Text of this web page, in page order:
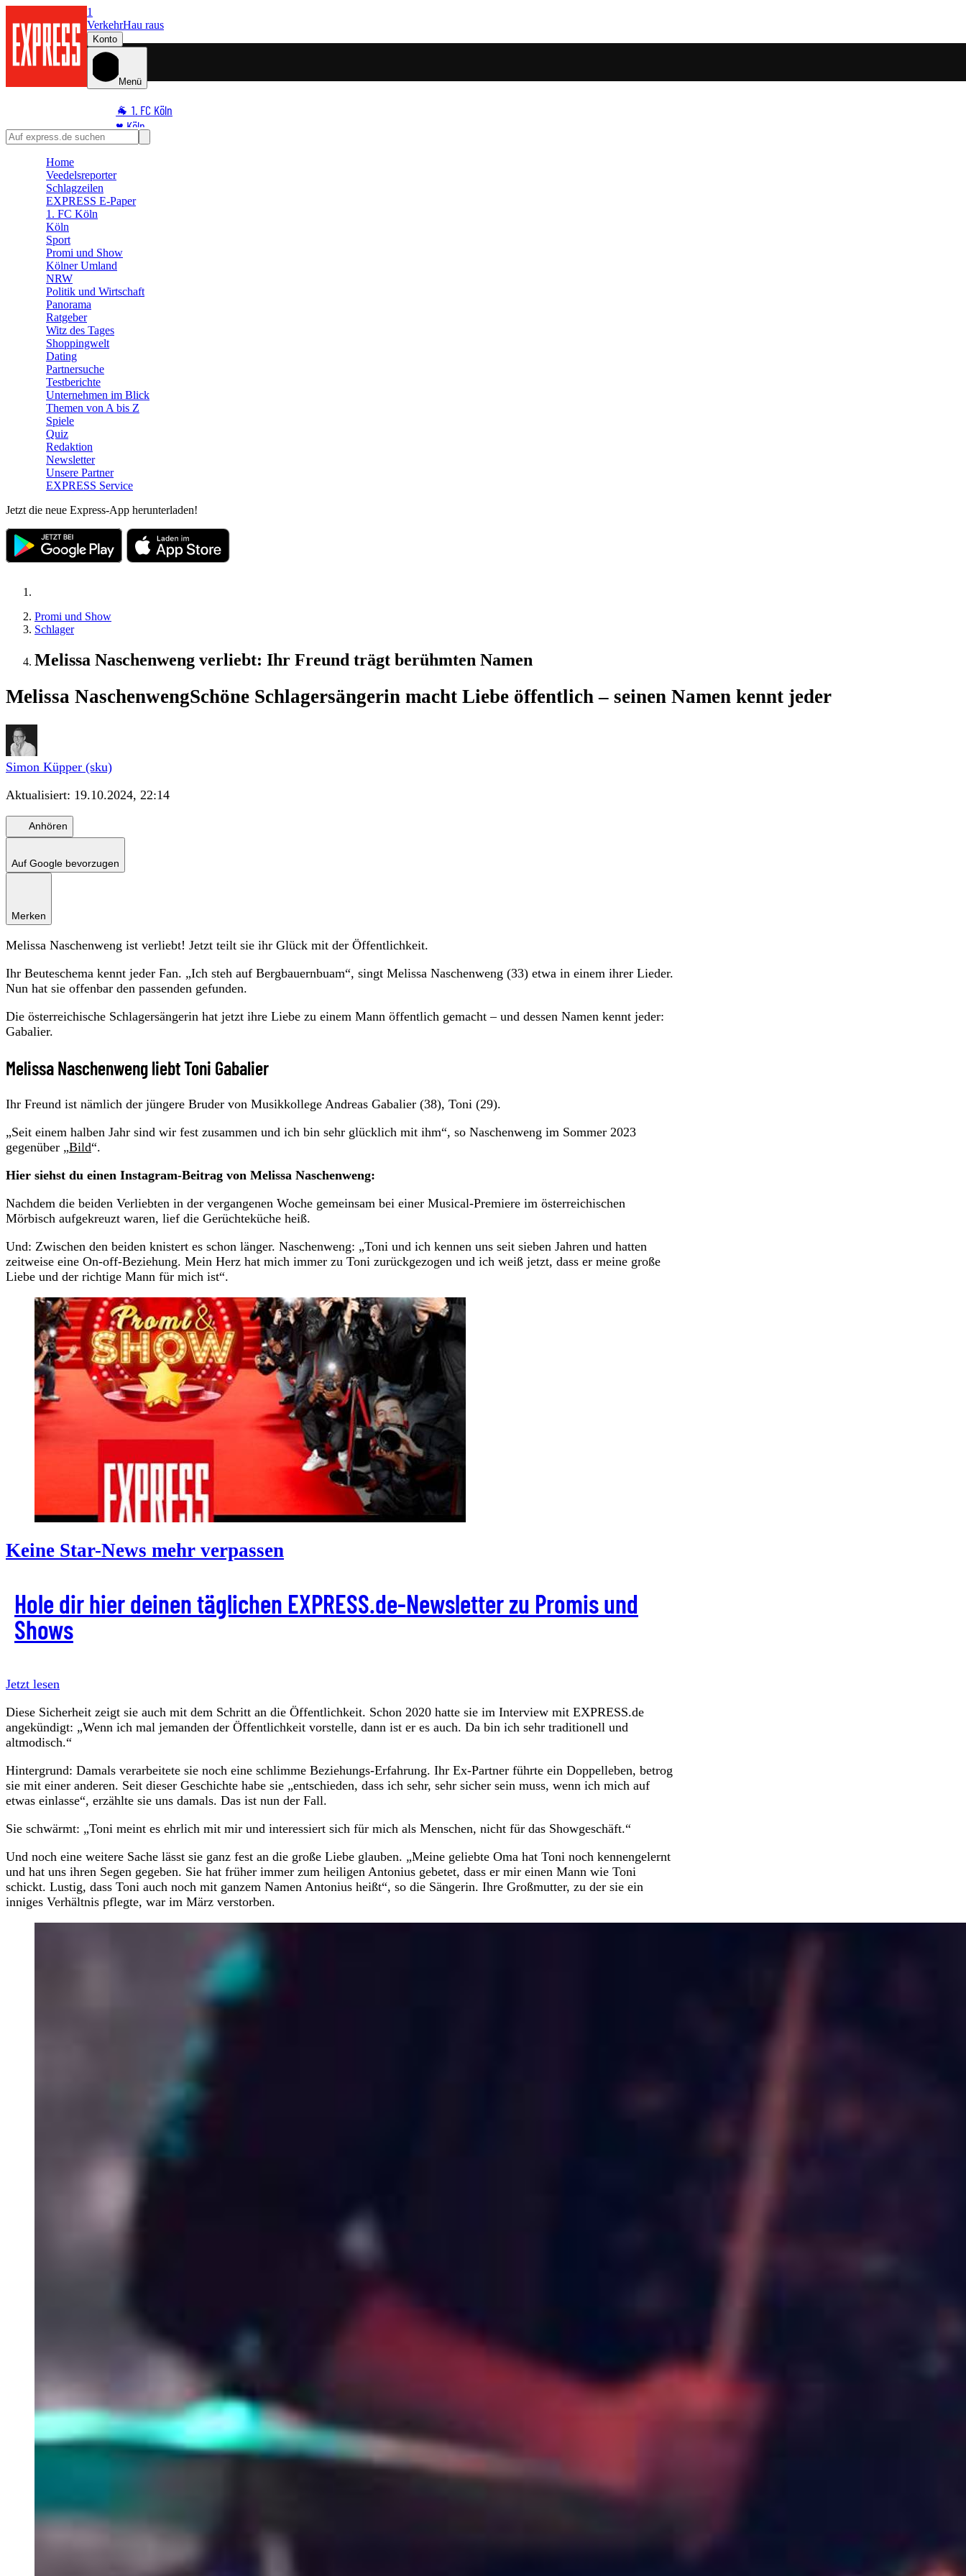
1
VerkehrHau raus
Konto
Menü
🐐 1. FC Köln
♥️ Köln
⭐ Promi
🛒 Shoppingwelt
🧩 Spiele
Home
Veedelsreporter
Schlagzeilen
EXPRESS E-Paper
1. FC Köln
Köln
Sport
Promi und Show
Kölner Umland
NRW
Politik und Wirtschaft
Panorama
Ratgeber
Witz des Tages
Shoppingwelt
Dating
Partnersuche
Testberichte
Unternehmen im Blick
Themen von A bis Z
Spiele
Quiz
Redaktion
Newsletter
Unsere Partner
EXPRESS Service
Jetzt die neue Express-App herunterladen!
Promi und Show
Schlager
Melissa Naschenweng verliebt: Ihr Freund trägt berühmten Namen
Melissa NaschenwengSchöne Schlagersängerin macht Liebe öffentlich – seinen Namen kennt jeder
Simon Küpper (sku)
Aktualisiert: 19.10.2024, 22:14
Anhören
Auf Google bevorzugen
Merken
Melissa Naschenweng ist verliebt! Jetzt teilt sie ihr Glück mit der Öffentlichkeit.
Ihr Beuteschema kennt jeder Fan. „Ich steh auf Bergbauernbuam“, singt Melissa Naschenweng (33) etwa in einem ihrer Lieder.
Nun hat sie offenbar den passenden gefunden.
Die österreichische Schlagersängerin hat jetzt ihre Liebe zu einem Mann öffentlich gemacht – und dessen Namen kennt jeder:
Gabalier.
Melissa Naschenweng liebt Toni Gabalier
Ihr Freund ist nämlich der jüngere Bruder von Musikkollege Andreas Gabalier (38), Toni (29).
„Seit einem halben Jahr sind wir fest zusammen und ich bin sehr glücklich mit ihm“, so Naschenweng im Sommer 2023
gegenüber „Bild“.
Hier siehst du einen Instagram-Beitrag von Melissa Naschenweng:
Nachdem die beiden Verliebten in der vergangenen Woche gemeinsam bei einer Musical-Premiere im österreichischen
Mörbisch aufgekreuzt waren, lief die Gerüchteküche heiß.
Und: Zwischen den beiden knistert es schon länger. Naschenweng: „Toni und ich kennen uns seit sieben Jahren und hatten
zeitweise eine On-off-Beziehung. Mein Herz hat mich immer zu Toni zurückgezogen und ich weiß jetzt, dass er meine große
Liebe und der richtige Mann für mich ist“.
Keine Star-News mehr verpassen
Hole dir hier deinen täglichen EXPRESS.de-Newsletter zu Promis und
Shows
Jetzt lesen
Diese Sicherheit zeigt sie auch mit dem Schritt an die Öffentlichkeit. Schon 2020 hatte sie im Interview mit EXPRESS.de
angekündigt: „Wenn ich mal jemanden der Öffentlichkeit vorstelle, dann ist er es auch. Da bin ich sehr traditionell und
altmodisch.“
Hintergrund: Damals verarbeitete sie noch eine schlimme Beziehungs-Erfahrung. Ihr Ex-Partner führte ein Doppelleben, betrog
sie mit einer anderen. Seit dieser Geschichte habe sie „entschieden, dass ich sehr, sehr sicher sein muss, wenn ich mich auf
etwas einlasse“, erzählte sie uns damals. Das ist nun der Fall.
Sie schwärmt: „Toni meint es ehrlich mit mir und interessiert sich für mich als Menschen, nicht für das Showgeschäft.“
Und noch eine weitere Sache lässt sie ganz fest an die große Liebe glauben. „Meine geliebte Oma hat Toni noch kennengelernt
und hat uns ihren Segen gegeben. Sie hat früher immer zum heiligen Antonius gebetet, dass er mir einen Mann wie Toni
schickt. Lustig, dass Toni auch noch mit ganzem Namen Antonius heißt“, so die Sängerin. Ihre Großmutter, zu der sie ein
inniges Verhältnis pflegte, war im März verstorben.